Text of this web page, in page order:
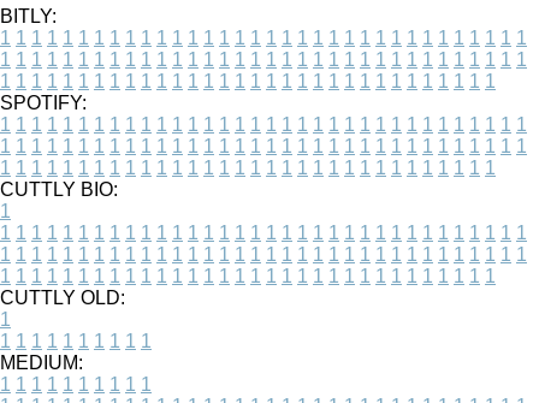
BITLY:
1 1 1 1 1 1 1 1 1 1 1 1 1 1 1 1 1 1 1 1 1 1 1 1 1 1 1 1 1 1 1 1 1 1
1 1 1 1 1 1 1 1 1 1 1 1 1 1 1 1 1 1 1 1 1 1 1 1 1 1 1 1 1 1 1 1 1 1
1 1 1 1 1 1 1 1 1 1 1 1 1 1 1 1 1 1 1 1 1 1 1 1 1 1 1 1 1 1 1 1
SPOTIFY:
1 1 1 1 1 1 1 1 1 1 1 1 1 1 1 1 1 1 1 1 1 1 1 1 1 1 1 1 1 1 1 1 1 1
1 1 1 1 1 1 1 1 1 1 1 1 1 1 1 1 1 1 1 1 1 1 1 1 1 1 1 1 1 1 1 1 1 1
1 1 1 1 1 1 1 1 1 1 1 1 1 1 1 1 1 1 1 1 1 1 1 1 1 1 1 1 1 1 1 1
CUTTLY BIO:
1
1 1 1 1 1 1 1 1 1 1 1 1 1 1 1 1 1 1 1 1 1 1 1 1 1 1 1 1 1 1 1 1 1 1
1 1 1 1 1 1 1 1 1 1 1 1 1 1 1 1 1 1 1 1 1 1 1 1 1 1 1 1 1 1 1 1 1 1
1 1 1 1 1 1 1 1 1 1 1 1 1 1 1 1 1 1 1 1 1 1 1 1 1 1 1 1 1 1 1 1
CUTTLY OLD:
1
1 1 1 1 1 1 1 1 1 1
MEDIUM:
1 1 1 1 1 1 1 1 1 1